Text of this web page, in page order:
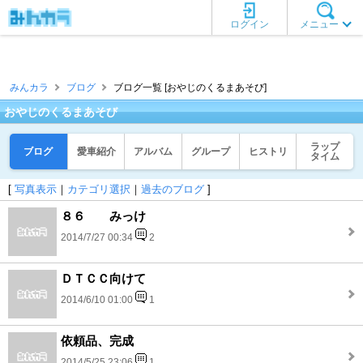
メニュー
ログイン
みんカラ ブログ ブログ一覧 [おやじのくるまあそび]
おやじのくるまあそび
ブログ 愛車紹介 アルバム グループ ヒストリ
ラップ
タイム
[ 写真表示 ｜ カテゴリ選択 ｜ 過去のブログ ]
８６ みっけ
2014/7/27 00:34 2
ＤＴＣＣ向けて
2014/6/10 01:00 1
依頼品、完成